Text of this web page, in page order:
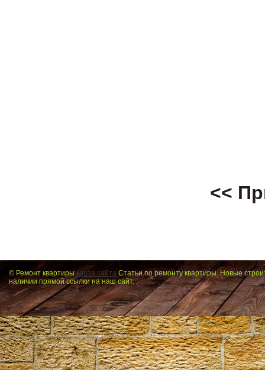
<<
© Ремонт квартирыкарта сайта Статьи по ремонту квартиры. Новые
наличии прямой ссылки на наш сайт.